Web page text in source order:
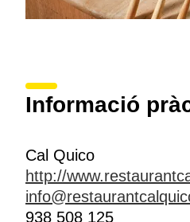
Informació
Cal Quico
http://
938 508 125